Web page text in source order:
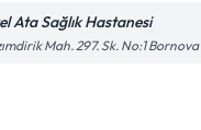
Ata Sağlık Hastanesi
Mah. 297. Sk. No:1 Bornova